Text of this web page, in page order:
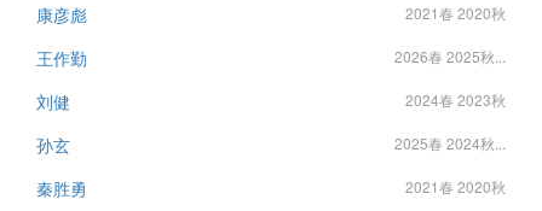
康彦彪 2021春 2020秋
王作勤 2026春 2025秋...
刘健 2024春 2023秋
孙玄 2025春 2024秋...
秦胜勇 2021春 2020秋